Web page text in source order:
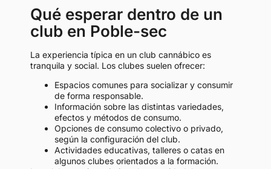
Qué esperar dentro de un
club en Poble-sec
La experiencia típica en un club cannábico es
tranquila y social. Los clubes suelen ofrecer:
Espacios comunes para socializar y consumir
de forma responsable.
Información sobre las distintas variedades,
efectos y métodos de consumo.
Opciones de consumo colectivo o privado,
según la configuración del club.
Actividades educativas, talleres o catas en
algunos clubes orientados a la formación.